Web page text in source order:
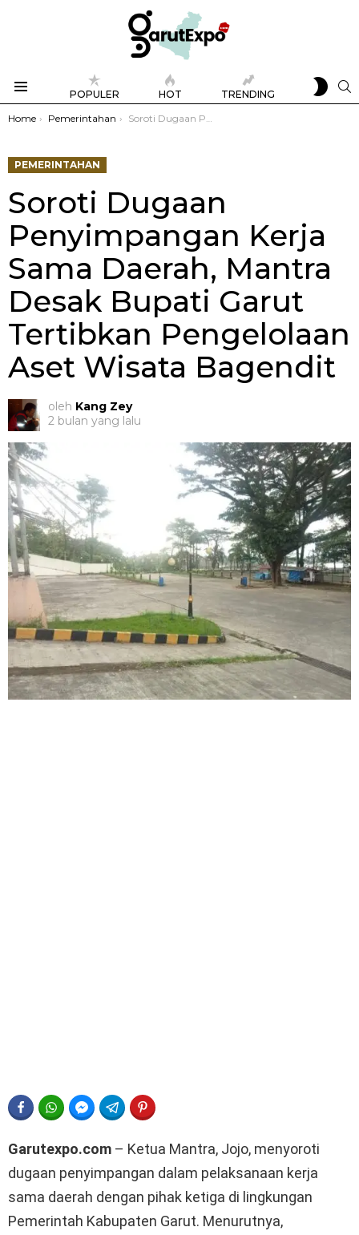
POPULER HOT TRENDING
SKIN
You are here:
Home Pemerintahan Soroti Dugaan Penyimpangan Kerja Sama Daerah, Mantra Desak Bupati Garut Tertibkan Pengelolaan Aset Wisata Bagendit
PEMERINTAHAN
Soroti Dugaan
Penyimpangan Kerja
Sama Daerah, Mantra
Desak Bupati Garut
Tertibkan Pengelolaan
Aset Wisata Bagendit
oleh Kang Zey
2 bulan yang lalu
FACEBOOKWHATSAPPFACEBOOK MESSENGER
TELEGRAM
Garutexpo.com – Ketua Mantra, Jojo, menyoroti
dugaan penyimpangan dalam pelaksanaan kerja
sama daerah dengan pihak ketiga di lingkungan
Pemerintah Kabupaten Garut. Menurutnya,